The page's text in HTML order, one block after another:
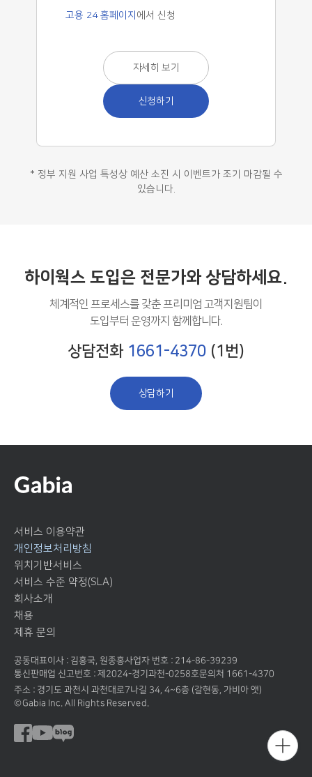
고용 24 홈페이지 에서 신청
자세히 보기
신청하기
* 정부 지원 사업 특성상 예산 소진 시 이벤트가 조기 마감될 수
있습니다.
하이웍스 도입은전문가와 상담하세요.
체계적인 프로세스를 갖춘 프리미엄 고객지원팀이
도입부터 운영까지 함께합니다.
상담전화 1661-4370 (1번)
상담하기
서비스 이용약관
개인정보처리방침
위치기반서비스
서비스 수준 약정(SLA)
회사소개
채용
제휴 문의
공동대표이사 : 김홍국, 원종홍사업자 번호 : 214-86-39239
통신판매업 신고번호 : 제2024-경기과천-0258호문의처 1661-4370
주소 : 경기도 과천시 과천대로7나길 34, 4~6층 (갈현동, 가비아 앳)
©Gabia Inc. All Rights Reserved.